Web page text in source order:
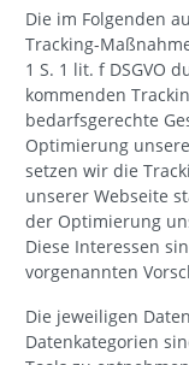
Die im Folgenden
Tracking-
1 S. 1 lit. f DSGVO
kommenden
bedarfsgerechte
Optimierung
setzen wir die
unserer Webseite
der Optimierung
Diese Interessen
vorgenannten
Die jeweiligen
Datenkategorien